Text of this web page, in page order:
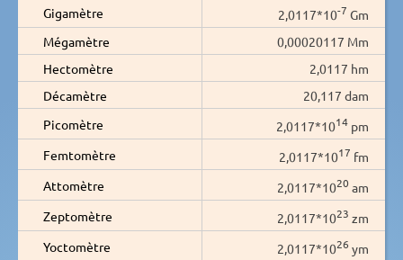
Gigamètre
2,0117*10-7 Gm
Mégamètre
0,00020117 Mm
Hectomètre
2,0117 hm
Décamètre
20,117 dam
Picomètre
2,0117*1014 pm
Femtomètre
2,0117*1017 fm
Attomètre
2,0117*1020 am
Zeptomètre
2,0117*1023 zm
Yoctomètre
2,0117*1026 ym